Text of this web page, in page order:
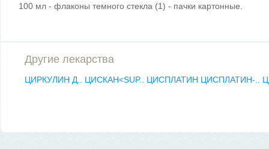
100 мл - флаконы темного стекла (1) - пачки картонные.
Другие лекарства
ЦИРКУЛИН Д.. ЦИСКАН<SUP.. ЦИСПЛАТИН ЦИСПЛАТИН-..